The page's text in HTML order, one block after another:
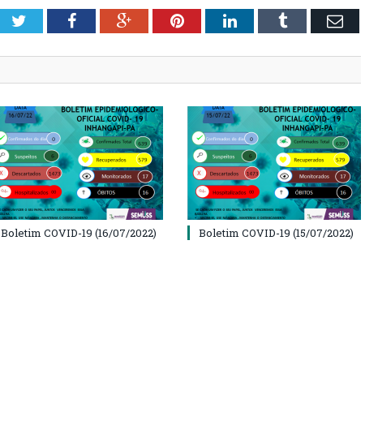
TwitterFacebookGoogle+PinterestLinkedInTumblr Email
Boletim COVID-19 (16/07/2022) Boletim COVID-19 (15/07/2022)